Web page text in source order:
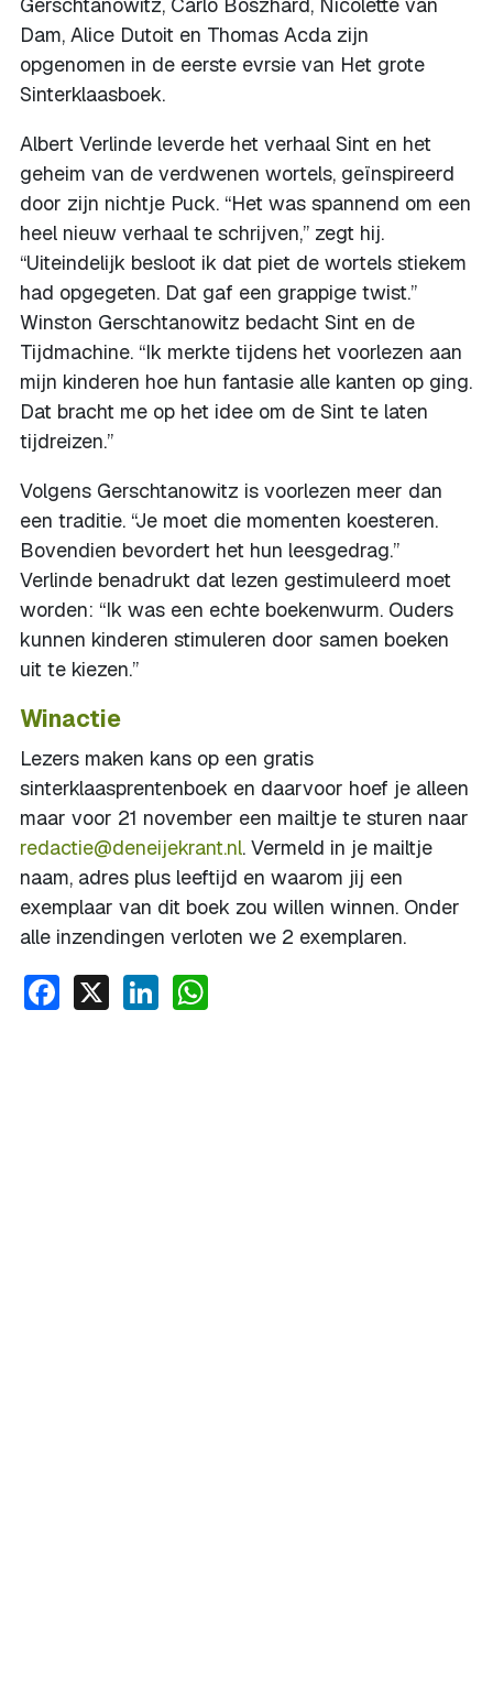
Dam, Alice Dutoit en Thomas Acda zijn
opgenomen in de eerste evrsie van Het grote
Sinterklaasboek.
Albert Verlinde leverde het verhaal Sint en het
geheim van de verdwenen wortels, geïnspireerd
door zijn nichtje Puck. “Het was spannend om een
heel nieuw verhaal te schrijven,” zegt hij.
“Uiteindelijk besloot ik dat piet de wortels stiekem
had opgegeten. Dat gaf een grappige twist.”
Winston Gerschtanowitz bedacht Sint en de
Tijdmachine. “Ik merkte tijdens het voorlezen aan
mijn kinderen hoe hun fantasie alle kanten op ging.
Dat bracht me op het idee om de Sint te laten
tijdreizen.”
Volgens Gerschtanowitz is voorlezen meer dan
een traditie. “Je moet die momenten koesteren.
Bovendien bevordert het hun leesgedrag.”
Verlinde benadrukt dat lezen gestimuleerd moet
worden: “Ik was een echte boekenwurm. Ouders
kunnen kinderen stimuleren door samen boeken
uit te kiezen.”
Winactie
Lezers maken kans op een gratis
sinterklaasprentenboek en daarvoor hoef je alleen
maar voor 21 november een mailtje te sturen naar
redactie@deneijekrant.nl. Vermeld in je mailtje
naam, adres plus leeftijd en waarom jij een
exemplaar van dit boek zou willen winnen. Onder
alle inzendingen verloten we 2 exemplaren.
Facebook
X LinkedIn